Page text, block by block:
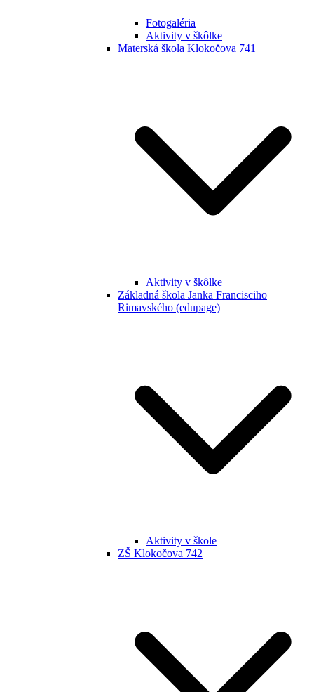
Fotogaléria
Aktivity v škôlke
Materská škola Klokočova 741
Aktivity v škôlke
Základná škola Janka Francisciho
Rimavského (edupage)
Aktivity v škole
ZŠ Klokočova 742